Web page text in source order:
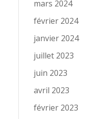
mars 2024
février 2024
janvier 2024
juillet 2023
juin 2023
avril 2023
février 2023